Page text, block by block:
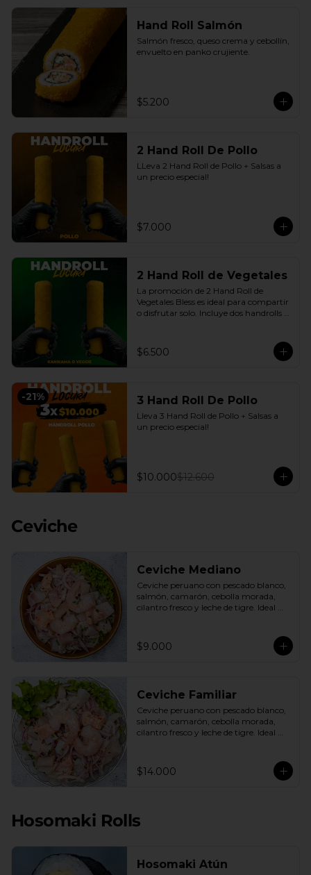
Hand Roll Salmón
Salmón fresco, queso crema y cebollín,
envuelto en panko crujiente.
$5.200
2 Hand Roll De Pollo
LLeva 2 Hand Roll de Pollo + Salsas a
un precio especial!
$7.000
2 Hand Roll de Vegetales
La promoción de 2 Hand Roll de
Vegetales Bless es ideal para compartir
o disfrutar solo. Incluye dos handrolls
apanado en panko crocante, más
salsas a elección. Una opción práctica,
$6.500
-21% 3 Hand Roll De Pollo
Lleva 3 Hand Roll de Pollo + Salsas a
un precio especial!
$10.000$12.600
Ceviche
Ceviche Mediano
Ceviche peruano con pescado blanco,
salmón, camarón, cebolla morada,
cilantro fresco y leche de tigre. Ideal
$9.000
Ceviche Familiar
Ceviche peruano con pescado blanco,
salmón, camarón, cebolla morada,
cilantro fresco y leche de tigre. Ideal
$14.000
Hosomaki Rolls
Hosomaki Atún